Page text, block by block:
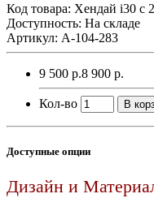
Код товара: Хендай i30 с
Доступность: На складе
Артикул: A-104-283
9 500 р.8 900 р.
Кол-во В
Доступные опции
Дизайн и